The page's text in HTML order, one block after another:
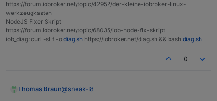
105 packages are looking for funding
  run `npm fund` for details
pi@raspberrypi:~ $ iob install sql
NPM version: 8.11.0
https://forum.iobroker.net/topic/42952/der-kleine-iobroker-linux-
werkzeugkasten
NodeJS Fixer Skript:
https://forum.iobroker.net/topic/68035/iob-node-fix-skript
iob_diag: curl -sLf -o diag.sh https://iobroker.net/diag.sh && bash diag.sh
0
Thomas Braun@sneak-l8